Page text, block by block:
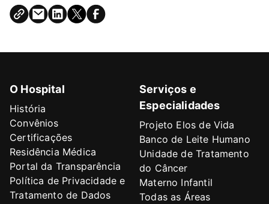
O Hospital
História
Convênios
Certificações
Residência Médica
Portal da Transparência
Política de Privacidade e
Tratamento de Dados
Serviços e
Especialidades
Projeto Elos de Vida
Banco de Leite Humano
Unidade de Tratamento
do Câncer
Materno Infantil
Todas as Áreas